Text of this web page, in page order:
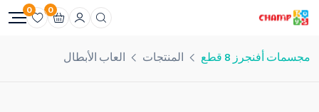
0
0
مجسمات أفنجرز 8 قطع المنتجات العاب الأبطال